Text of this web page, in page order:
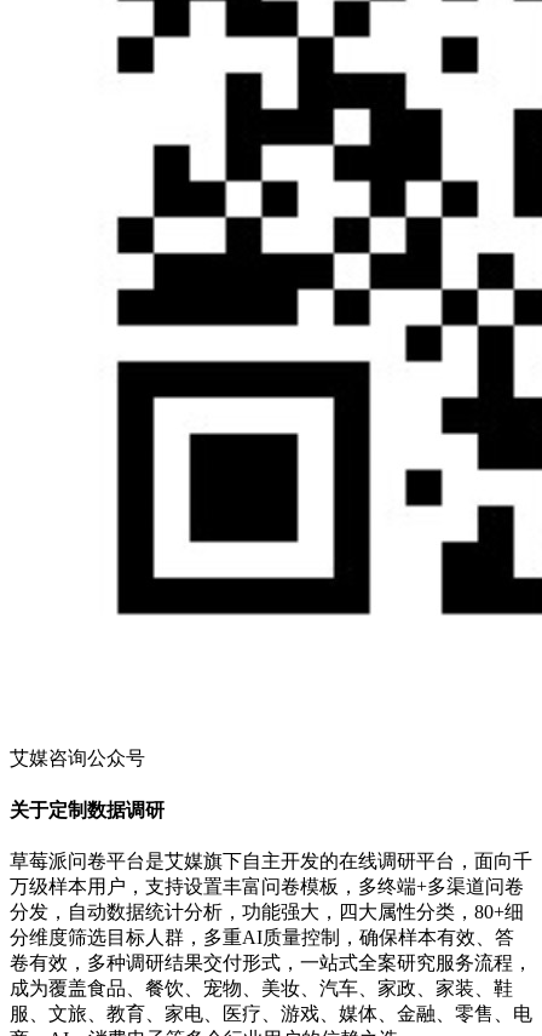
艾媒咨询公众号
关于定制数据调研
草莓派问卷平台是艾媒旗下自主开发的在线调研平台，面向千
万级样本用户，支持设置丰富问卷模板，多终端+多渠道问卷
分发，自动数据统计分析，功能强大，四大属性分类，80+细
分维度筛选目标人群，多重AI质量控制，确保样本有效、答
卷有效，多种调研结果交付形式，一站式全案研究服务流程，
成为覆盖食品、餐饮、宠物、美妆、汽车、家政、家装、鞋
服、文旅、教育、家电、医疗、游戏、媒体、金融、零售、电